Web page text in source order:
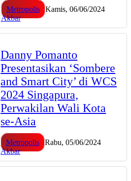
Metropolis
Kamis, 06/06/2024
Akbar
Danny Pomanto
Presentasikan ‘Sombere
and Smart City’ di WCS
2024 Singapura,
Perwakilan Wali Kota
se-Asia
Metropolis
Rabu, 05/06/2024
Akbar